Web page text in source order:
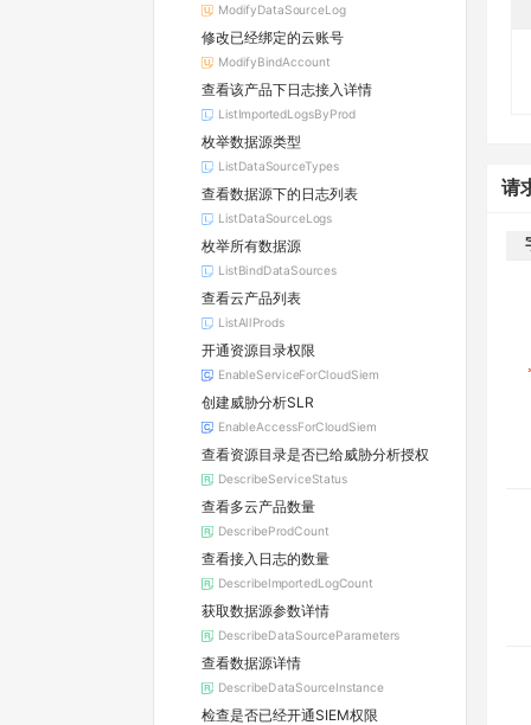
ModifyDataSourceLog
修改已经绑定的云账号
ModifyBindAccount
查看该产品下日志接入详情
ListImportedLogsByProd
枚举数据源类型
ListDataSourceTypes
查看数据源下的日志列表
ListDataSourceLogs
枚举所有数据源
ListBindDataSources
查看云产品列表
ListAllProds
开通资源目录权限
EnableServiceForCloudSiem
创建威胁分析SLR
EnableAccessForCloudSiem
查看资源目录是否已给威胁分析授权
DescribeServiceStatus
查看多云产品数量
DescribeProdCount
查看接入日志的数量
DescribeImportedLogCount
获取数据源参数详情
DescribeDataSourceParameters
查看数据源详情
DescribeDataSourceInstance
检查是否已经开通SIEM权限
请